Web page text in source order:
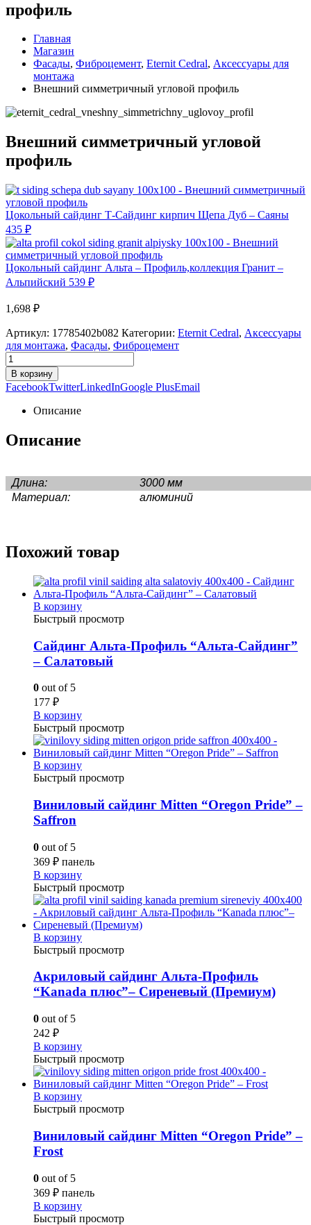
профиль
Главная
Магазин
Фасады, Фиброцемент, Eternit Cedral, Аксессуары для
монтажа
Внешний симметричный угловой профиль
Внешний симметричный угловой
профиль
Цокольный сайдинг Т-Сайдинг кирпич Щепа Дуб – Саяны
435 ₽
Цокольный сайдинг Альта – Профиль,коллекция Гранит –
Альпийский 539 ₽
1,698 ₽
Артикул: 17785402b082 Категории: Eternit Cedral, Аксессуары
для монтажа, Фасады, Фиброцемент
В корзину
FacebookTwitterLinkedInGoogle PlusEmail
Описание
Описание
Длина:
3000 мм
Материал:
алюминий
Похожий товар
В корзину
Быстрый просмотр
Сайдинг Альта-Профиль “Альта-Сайдинг”
– Салатовый
0 out of 5
177 ₽
В корзину
Быстрый просмотр
В корзину
Быстрый просмотр
Виниловый сайдинг Mitten “Oregon Pride” –
Saffron
0 out of 5
369 ₽ панель
В корзину
Быстрый просмотр
В корзину
Быстрый просмотр
Акриловый сайдинг Альта-Профиль
“Kanada плюс”– Сиреневый (Премиум)
0 out of 5
242 ₽
В корзину
Быстрый просмотр
В корзину
Быстрый просмотр
Виниловый сайдинг Mitten “Oregon Pride” –
Frost
0 out of 5
369 ₽ панель
В корзину
Быстрый просмотр